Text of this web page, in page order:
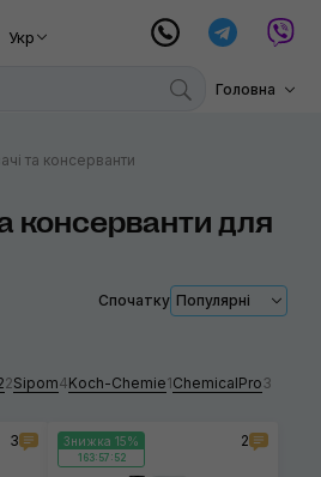
Укр
Головна
та консерванти
консерванти для
Спочатку Популярні
2Sipom4Koch-Chemie1ChemicalPro3
3 Знижка 15%
163:57:52
2